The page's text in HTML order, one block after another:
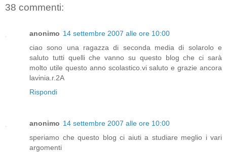
38 commenti:
anonimo 14 settembre 2007 alle ore 10:00
ciao sono una ragazza di seconda media di solarolo e
saluto tutti quelli che vanno su questo blog che ci sarà
molto utile questo anno scolastico.vi saluto e grazie ancora
lavinia.r.2A
Rispondi
anonimo 14 settembre 2007 alle ore 10:00
speriamo che questo blog ci aiuti a studiare meglio i vari
argomenti